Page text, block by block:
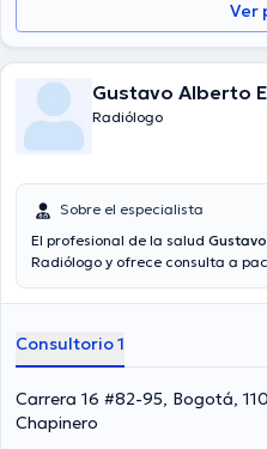
Ver
Gustavo Alberto
Radiólogo
Sobre el especialista
El profesional de la salud
Radiólogo y ofrece consulta a
conocimientos en su área de
desempeñado como miembro de
Gustavo Alberto Echeverry
conferencias con el fin de tener
temática de especialización y ha
publicaciones. Español es el
Consultorio 1
Carrera 16 #82-95, Bogotá,
Chapinero